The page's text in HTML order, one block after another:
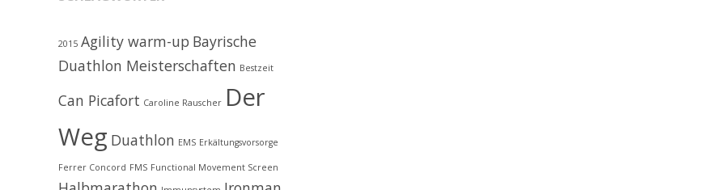
2015 Agility warm-up Bayrische
Duathlon Meisterschaften Bestzeit
Can Picafort Caroline Rauscher Der
Weg Duathlon EMS Erkältungsvorsorge
Ferrer Concord FMS Functional Movement Screen